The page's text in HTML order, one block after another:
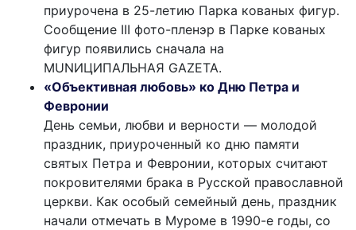
приурочена в 25-летию Парка кованых фигур.
Сообщение III фото-пленэр в Парке кованых
фигур появились сначала на
MUNИЦИПАЛЬНАЯ GAZЕТА.
«Объективная любовь» ко Дню Петра и
Февронии
День семьи, любви и верности — молодой
праздник, приуроченный ко дню памяти
святых Петра и Февронии, которых считают
покровителями брака в Русской православной
церкви. Как особый семейный день, праздник
начали отмечать в Муроме в 1990-е годы, со